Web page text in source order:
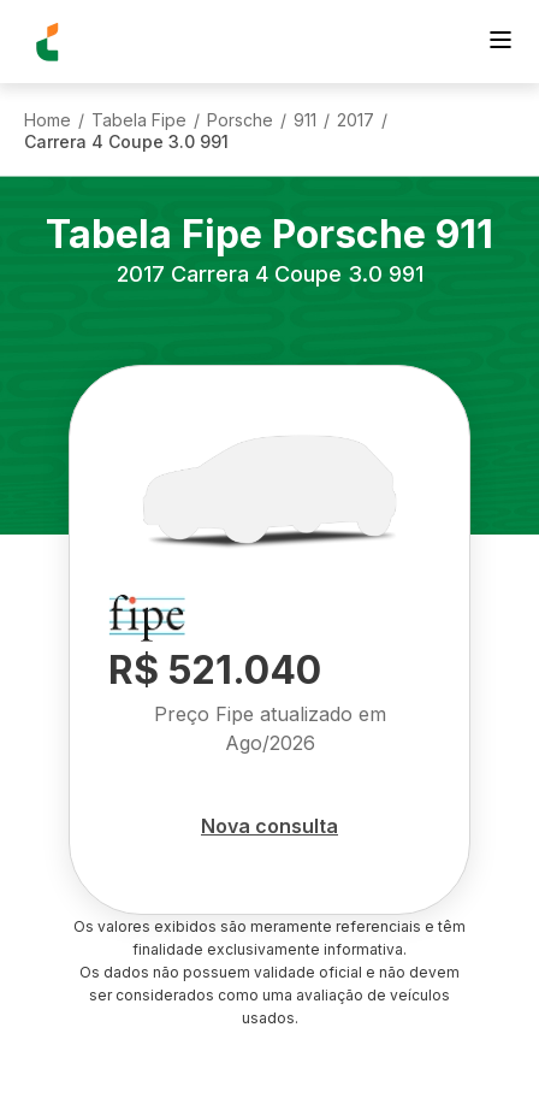
Home / Tabela Fipe / Porsche / 911 / 2017 /
Carrera 4 Coupe 3.0 991
Tabela Fipe Porsche 911
2017 Carrera 4 Coupe 3.0 991
R$ 521.040
Preço Fipe atualizado em
Ago/2026
Nova consulta
Os valores exibidos são meramente referenciais e têm
finalidade exclusivamente informativa.
Os dados não possuem validade oficial e não devem
ser considerados como uma avaliação de veículos
usados.